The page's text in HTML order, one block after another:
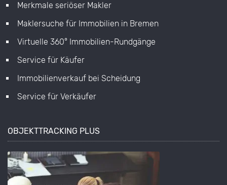
Merkmale seriöser Makler
Maklersuche für Immobilien in Bremen
Virtuelle 360° Immobilien-Rundgänge
Service für Käufer
Immobilienverkauf bei Scheidung
Service für Verkäufer
OBJEKTTRACKING PLUS